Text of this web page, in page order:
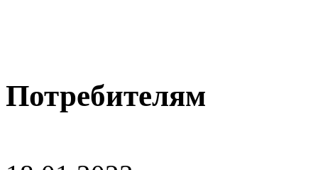
Потребителям